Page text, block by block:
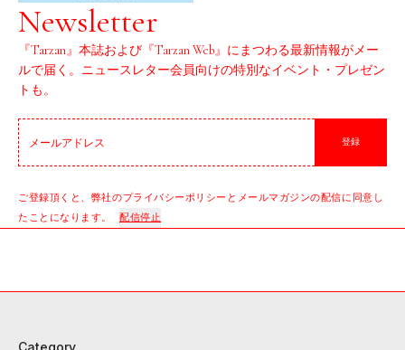
Newsletter
『Tarzan』本誌および『Tarzan Web』にまつわる最新情報がメー
ルで届く。ニュースレター会員向けの特別なイベント・プレゼン
トも。
登録
ご登録頂くと、弊社のプライバシーポリシーとメールマガジンの配信に同意し
たことになります。
配信停止
Category